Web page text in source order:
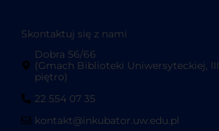
Skontaktuj się z nami
Dobra 56/66
(Gmach Biblioteki Uniwersyteckiej, III
piętro)
22 554 07 35
kontakt@inkubator.uw.edu.pl